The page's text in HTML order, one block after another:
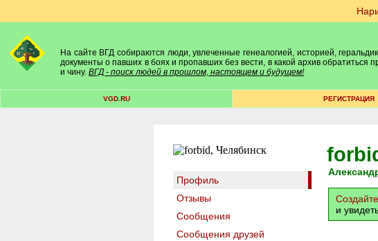
На сайте ВГД собираются люди, увлеченные генеалогией, историей,
документы о павших в боях и пропавших без вести, в какой архив
и чину. ВГД - поиск людей в прошлом, настоящем и будущем!
VGD.RU РЕГИСТРАЦИЯ
Профиль
Отзывы
Сообщения
Сообщения друзей
и